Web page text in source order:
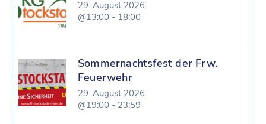
29. August 2026
@13:00 - 18:00
Sommernachtsfest der Frw.
Feuerwehr
29. August 2026
@19:00 - 23:59